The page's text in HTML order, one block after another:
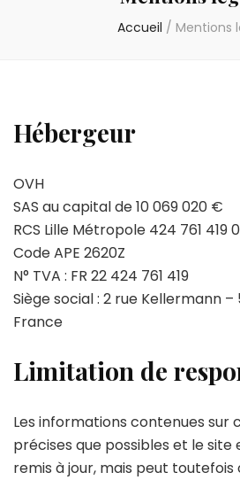
Accueil / Mentions
Hébergeur
OVH
SAS au capital de 10 069 020 €
RCS Lille Métropole 424 761 419
Code APE 2620Z
N° TVA : FR 22 424 761 419
Siège social : 2 rue Kellermann –
France
Limitation de
Les informations contenues sur
précises que possibles et le
remis à jour, mais peut